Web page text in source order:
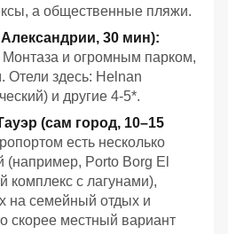
а общественные пляжи.
30 мин):
и огромным парком,
Отели здесь: Helnan
и другие 4-5*.
(сам город, 10–15
есть несколько
(например, Porto Borg El
комплекс с лагунами),
на семейный отдых и
скорее местный вариант